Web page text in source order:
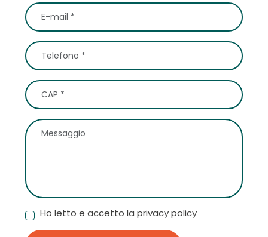
Ho letto e accetto la privacy policy